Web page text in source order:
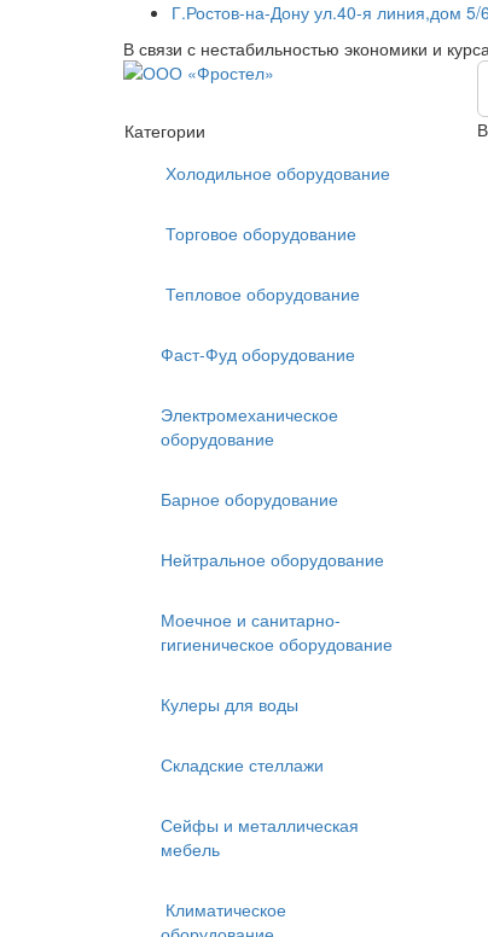
Г.Ростов-на-Дону ул.40-я линия,дом 5/
В связи с нестабильностью экономики и
Категории
Холодильное оборудование
Торговое оборудование
Тепловое оборудование
Фаст-Фуд оборудование
Электромеханическое
оборудование
Барное оборудование
Нейтральное оборудование
Моечное и санитарно-
гигиеническое оборудование
Кулеры для воды
Складские стеллажи
Сейфы и металлическая
мебель
Климатическое